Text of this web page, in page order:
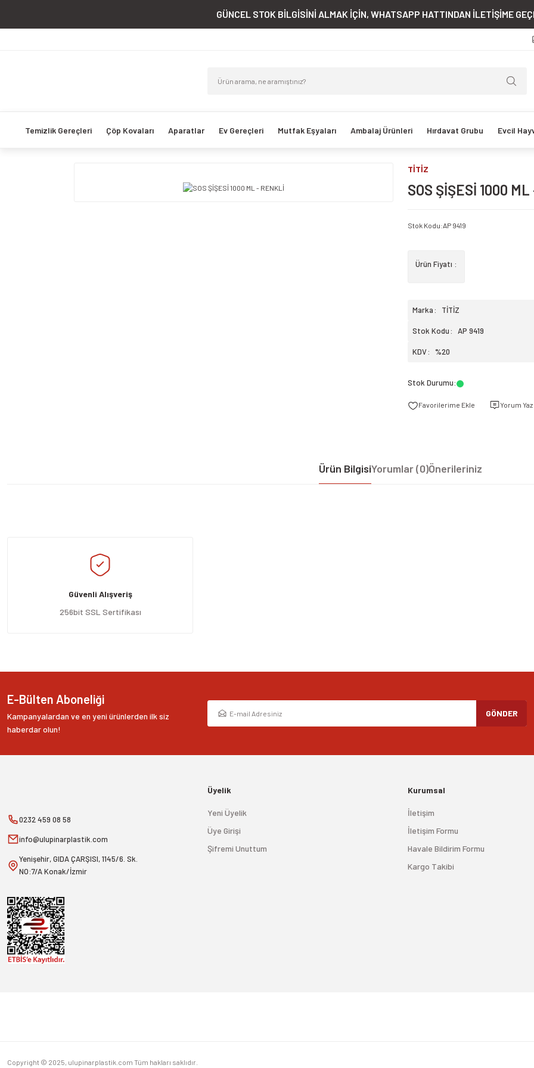
GÜNCEL STOK BİLGİSİNİ ALMAK İÇİN, WHATSAPP HATTINDAN İLETİŞİME
Temizlik Gereçleri Çöp Kovaları Aparatlar Ev Gereçleri Mutfak Eşyaları Ambalaj Ürünleri Hırdavat Grubu Evcil
TİTİZ
SOS ŞİŞESİ 1000
Stok Kodu:AP 9419
Ürün Fiyatı :
Marka TİTİZ
Stok Kodu AP 9419
KDV %20
Stok Durumu:
Yorum Yaz
Ürün BilgisiYorumlar (0)Önerileriniz
Ürün resmi kalitesiz, bozuk veya görüntülenemiyor.
Ürün açıklamasında eksik bilgiler bulunuyor.
Ürün bilgilerinde hatalar bulunuyor.
Ürün fiyatı diğer sitelerden daha pahalı.
Güvenli Alışveriş
256bit SSL Sertifikası
E-Bülten Aboneliği
Kampanyalardan ve en yeni ürünlerden ilk siz
haberdar olun!
GÖNDER
0232 459 08 58
info@ulupinarplastik.com
Yenişehir, GIDA ÇARŞISI, 1145/6. Sk.
NO:7/A Konak/İzmir
Üyelik
Yeni Üyelik
Üye Girişi
Şifremi Unuttum
Kurumsal
İletişim
İletişim Formu
Havale Bildirim Formu
Kargo Takibi
Copyright © 2025, ulupinarplastik.com Tüm hakları saklıdır.